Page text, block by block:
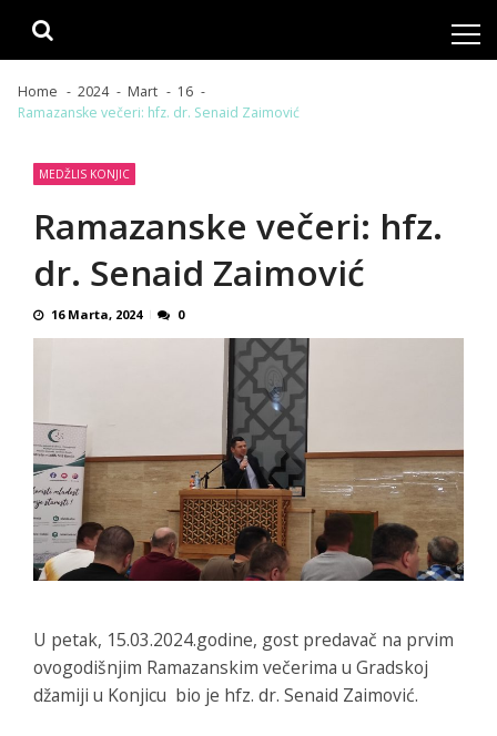
Home 2024 Mart
16
Ramazanske večeri: hfz. dr. Senaid Zaimović
MEDŽLIS KONJIC
Ramazanske večeri: hfz.
dr. Senaid Zaimović
16 Marta, 2024 0
U petak, 15.03.2024.godine, gost predavač na prvim
ovogodišnjim Ramazanskim večerima u Gradskoj
džamiji u Konjicu bio je hfz. dr. Senaid Zaimović.